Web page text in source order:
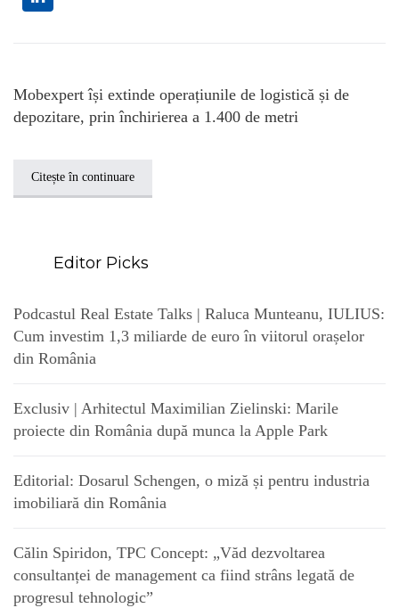
Mobexpert își extinde operațiunile de logistică și de
depozitare, prin închirierea a 1.400 de metri
Citește în continuare
Editor Picks
Podcastul Real Estate Talks | Raluca Munteanu, IULIUS:
Cum investim 1,3 miliarde de euro în viitorul orașelor
din România
Exclusiv | Arhitectul Maximilian Zielinski: Marile
proiecte din România după munca la Apple Park
Editorial: Dosarul Schengen, o miză și pentru industria
imobiliară din România
Călin Spiridon, TPC Concept: „Văd dezvoltarea
consultanței de management ca fiind strâns legată de
progresul tehnologic”